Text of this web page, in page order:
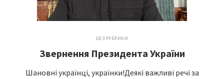
БЕЗ РУБРИКИ
Звернення Президента України
Шановні українці, українки!Деякі важливі речі за